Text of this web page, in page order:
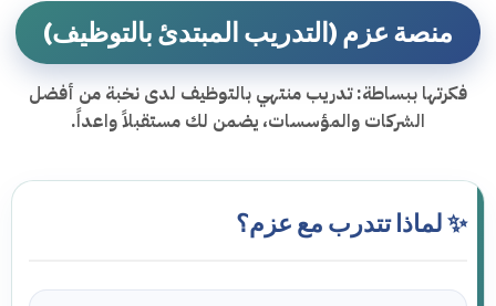
منصة عزم (التدريب المبتدئ بالتوظيف)
فكرتها ببساطة: تدريب منتهي بالتوظيف لدى نخبة من أفضل
الشركات والمؤسسات، يضمن لك مستقبلاً واعداً.
✨ لماذا تتدرب مع عزم؟